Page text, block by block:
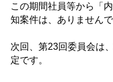
この期間社員等から「
知案件は、ありませんで
次回、第23回委員会は
定です。